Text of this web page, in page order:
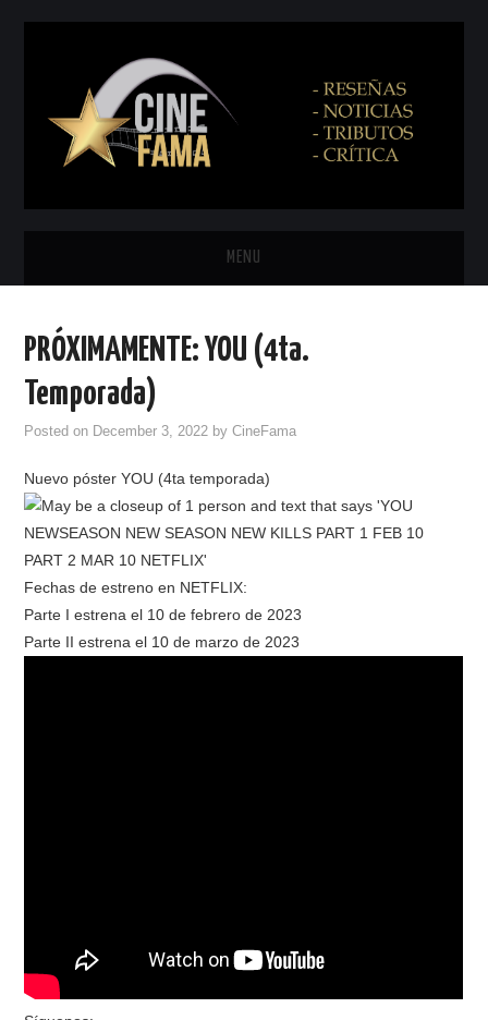
MENU
EN CINES
NETFLIX
RESEÑAS
ESPAÑOL
PRÓXIMAMENTE: YOU (4ta.
Temporada)
Posted on December 3, 2022 byCineFama
Nuevo póster YOU (4ta temporada)
Fechas de estreno en NETFLIX:
Parte I estrena el 10 de febrero de 2023
Parte II estrena el 10 de marzo de 2023